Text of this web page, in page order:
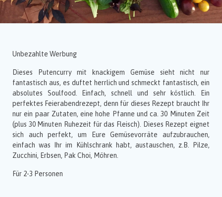
Unbezahlte Werbung
Dieses Putencurry mit knackigem Gemüse sieht nicht nur
fantastisch aus, es duftet herrlich und schmeckt fantastisch, ein
absolutes Soulfood. Einfach, schnell und sehr köstlich. Ein
perfektes Feierabendrezept, denn für dieses Rezept braucht Ihr
nur ein paar Zutaten, eine hohe Pfanne und ca. 30 Minuten Zeit
(plus 30 Minuten Ruhezeit für das Fleisch). Dieses Rezept eignet
sich auch perfekt, um Eure Gemüsevorräte aufzubrauchen,
einfach was Ihr im Kühlschrank habt, austauschen, z.B. Pilze,
Zucchini, Erbsen, Pak Choi, Möhren.
Für 2-3 Personen